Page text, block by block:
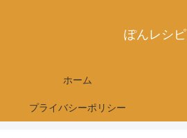
ぽんレシピ
ホーム
プライバシーポリシー